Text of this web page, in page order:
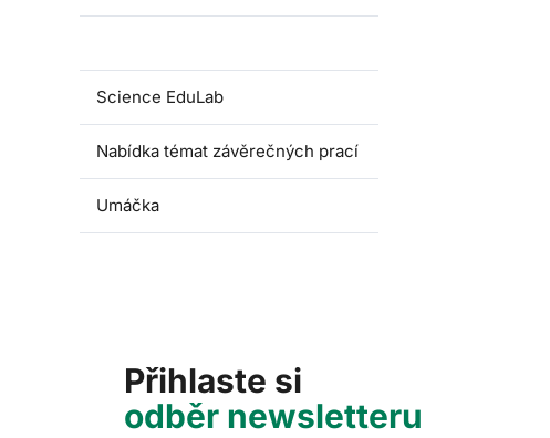
Science EduLab
Nabídka témat závěrečných prací
Umáčka
Přihlaste si
odběr newsletteru